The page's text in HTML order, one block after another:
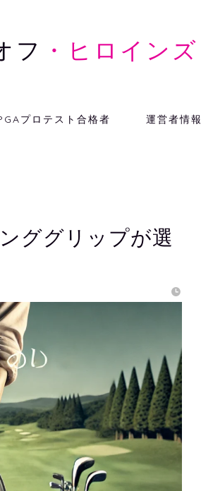
フ ・ヒロインズ
プロテスト合格者 運営者情報
ググリップが選